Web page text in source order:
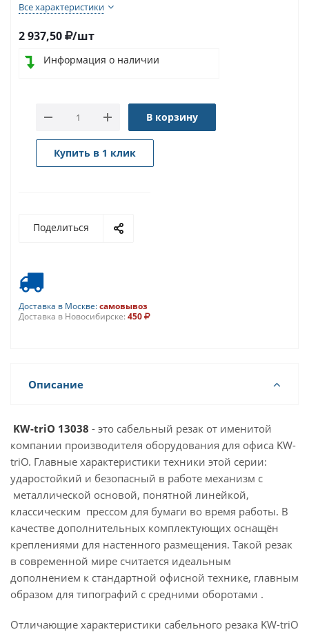
Все характеристики
2 937,50 /шт
Информация о наличии
В корзину
Купить в 1 клик
Поделиться
Доставка в Москве:самовывоз
Доставка в Новосибирске: 450
Описание
KW-triO 13038 - это сабельный резак от именитой
компании производителя оборудования для офиса KW-
triO. Главные характеристики техники этой серии:
ударостойкий и безопасный в работе механизм с
металлической основой, понятной линейкой,
классическим прессом для бумаги во время работы. В
качестве дополнительных комплектующих оснащён
креплениями для настенного размещения. Такой резак
в современной мире считается идеальным
дополнением к стандартной офисной технике, главным
образом для типографий с средними оборотами .
Отличающие характеристики сабельного резака KW-triO